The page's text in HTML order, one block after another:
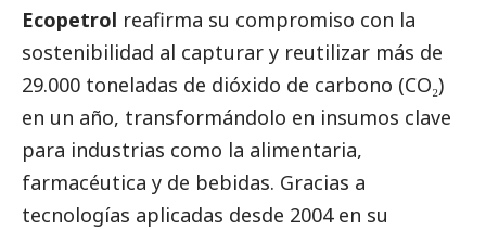
Ecopetrol reafirma su compromiso con la
sostenibilidad al capturar y reutilizar más de
29.000 toneladas de dióxido de carbono (CO₂)
en un año, transformándolo en insumos clave
para industrias como la alimentaria,
farmacéutica y de bebidas. Gracias a
tecnologías aplicadas desde 2004 en su